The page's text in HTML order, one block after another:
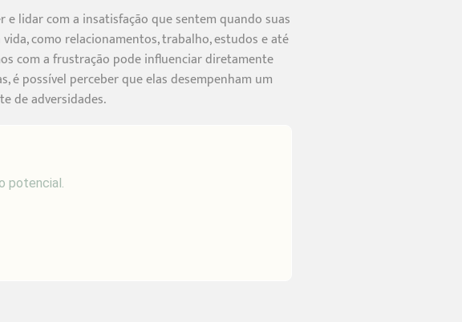
lidar com a insatisfação que sentem quando suas
como relacionamentos, trabalho, estudos e até
com a frustração pode influenciar diretamente
é possível perceber que elas desempenham um
de adversidades.
potencial.